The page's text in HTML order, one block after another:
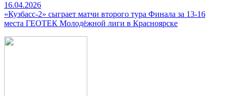
16.04.2026
«Кузбасс-2» сыграет матчи второго тура Финала за 13-16
места ГЕОТЕК Молодёжной лиги в Красноярске